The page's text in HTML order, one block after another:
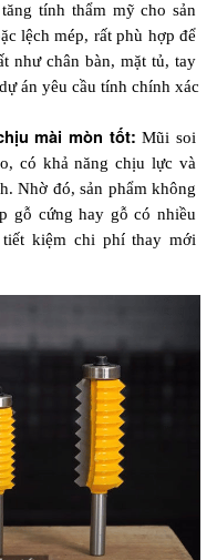
tính thẩm mỹ cho sản
lệch mép, rất phù hợp để
như chân bàn, mặt tủ, tay
án yêu cầu tính chính xác
mài mòn tốt: Mũi soi
có khả năng chịu lực và
Nhờ đó, sản phẩm không
gỗ cứng hay gỗ có nhiều
kiệm chi phí thay mới